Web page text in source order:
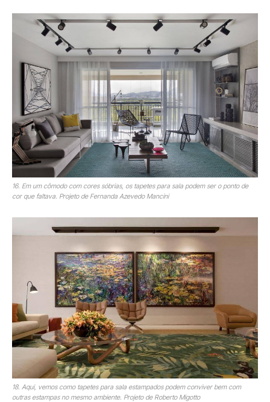
16. Em um cômodo com cores sóbrias, os tapetes para sala podem ser o ponto de
cor que faltava. Projeto de Fernanda Azevedo Mancini
18. Aqui, vemos como tapetes para sala estampados podem conviver bem com
outras estampas no mesmo ambiente. Projeto de Roberto Migotto